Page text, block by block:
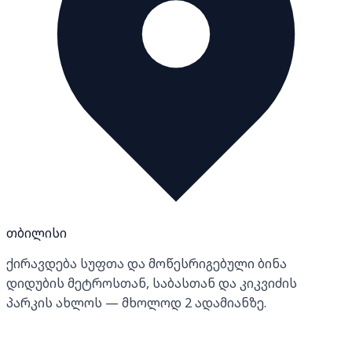
თბილისი
ქირავდება სუფთა და მოწესრიგებული ბინა
დიდუბის მეტროსთან, საბასთან და კიკვიძის
პარკის ახლოს — მხოლოდ 2 ადამიანზე.